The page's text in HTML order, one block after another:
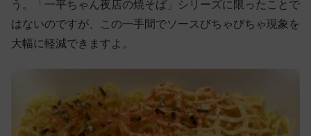
う。「一平ちゃん夜店の焼そば」シリーズに限ったことで
はないのですが、この一手間でソースびちゃびちゃ現象を
大幅に軽減できますよ。